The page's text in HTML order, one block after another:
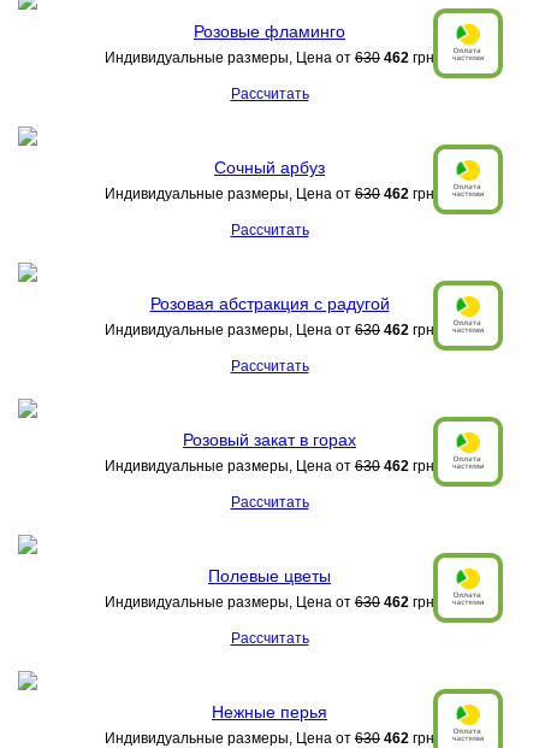
Розовые фламинго
Индивидуальные размеры, Цена от 630 462 грн
Рассчитать
Сочный арбуз
Индивидуальные размеры, Цена от 630 462 грн
Рассчитать
Розовая абстракция с радугой
Индивидуальные размеры, Цена от 630 462 грн
Рассчитать
Розовый закат в горах
Индивидуальные размеры, Цена от 630 462 грн
Рассчитать
Полевые цветы
Индивидуальные размеры, Цена от 630 462 грн
Рассчитать
Нежные перья
Индивидуальные размеры, Цена от 630 462 грн